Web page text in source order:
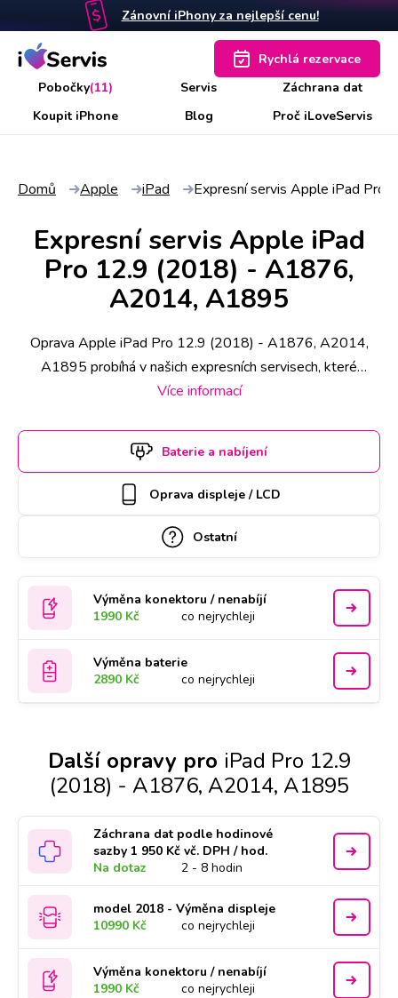
Zánovní iPhony za nejlepší cenu!
Pobočky(11) Servis
Záchrana dat
Koupit iPhone
Blog Proč iLoveServis
Rychlá rezervace
Domů Apple iPad Expresní servis Apple iPad
Expresní servis Apple iPad
Pro 12.9 (2018) - A1876,
A2014, A1895
Oprava Apple iPad Pro 12.9 (2018) - A1876, A2014,
A1895 probíhá v našich expresních servisech, které
najdete na 11 místech po ČR. Některé úkony stihneme už
měli jistotu včasného servisu, rezervujte si termín a hodinu
online. Apple iPad Pro 12.9 (2018) - A1876, A2014,
A1895 k opravě si u vás také může vyzvednout náš kurýr,
který vám ho poté zaveze zpět. Kvalitu práce podtrhujeme
doživotní zárukou a za díly ručíme nadstandardně 2 roky.
Více informací
Baterie a nabíjení
Oprava displeje / LCD
Ostatní
Výměna konektoru / nenabíjí
1990 Kč
co nejrychleji
Výměna baterie
2890 Kč
co nejrychleji
Další opravy pro iPad Pro 12.9
(2018) - A1876, A2014, A1895
Záchrana dat podle hodinové
sazby 1 950 Kč vč. DPH / hod.
Na dotaz
2 - 8 hodin
model 2018 - Výměna displeje
10990 Kč
co nejrychleji
Výměna konektoru / nenabíjí
1990 Kč
co nejrychleji